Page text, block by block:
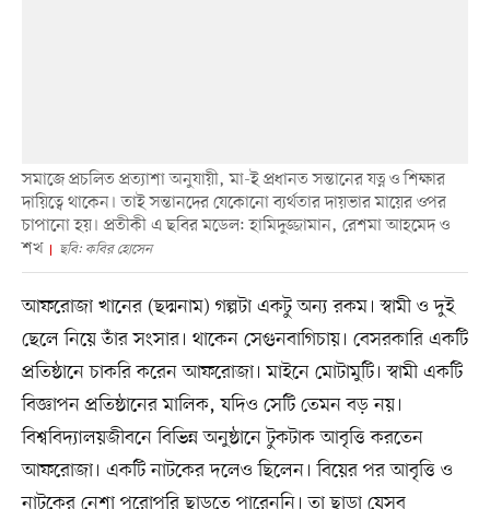
সমাজে প্রচলিত প্রত্যাশা অনুযায়ী, মা-ই প্রধানত সন্তানের যত্ন ও শিক্ষার
দায়িত্বে থাকেন। তাই সন্তানদের যেকোনো ব্যর্থতার দায়ভার মায়ের ওপর
চাপানো হয়। প্রতীকী এ ছবির মডেল: হামিদুজ্জামান, রেশমা আহমেদ ও
শখ
ছবি: কবির হোসেন
আফরোজা খানের (ছদ্মনাম) গল্পটা একটু অন্য রকম। স্বামী ও দুই
ছেলে নিয়ে তাঁর সংসার। থাকেন সেগুনবাগিচায়। বেসরকারি একটি
প্রতিষ্ঠানে চাকরি করেন আফরোজা। মাইনে মোটামুটি। স্বামী একটি
বিজ্ঞাপন প্রতিষ্ঠানের মালিক, যদিও সেটি তেমন বড় নয়।
বিশ্ববিদ্যালয়জীবনে বিভিন্ন অনুষ্ঠানে টুকটাক আবৃত্তি করতেন
আফরোজা। একটি নাটকের দলেও ছিলেন। বিয়ের পর আবৃত্তি ও